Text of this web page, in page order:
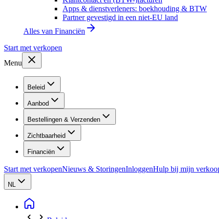
Apps & dienstverleners: boekhouding & BTW
Partner gevestigd in een niet-EU land
Alles van Financiën
Start met verkopen
Menu
Beleid
Aanbod
Bestellingen & Verzenden
Zichtbaarheid
Financiën
Start met verkopenNieuws & StoringenInloggenHulp bij mijn
NL